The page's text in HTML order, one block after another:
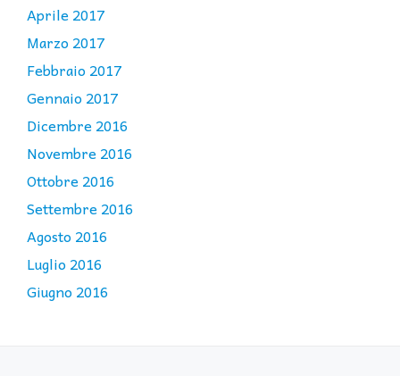
Aprile 2017
Marzo 2017
Febbraio 2017
Gennaio 2017
Dicembre 2016
Novembre 2016
Ottobre 2016
Settembre 2016
Agosto 2016
Luglio 2016
Giugno 2016